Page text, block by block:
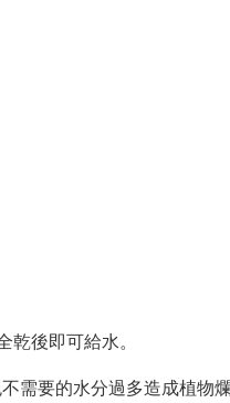
後即可給水。
需要的水分過多造成植物